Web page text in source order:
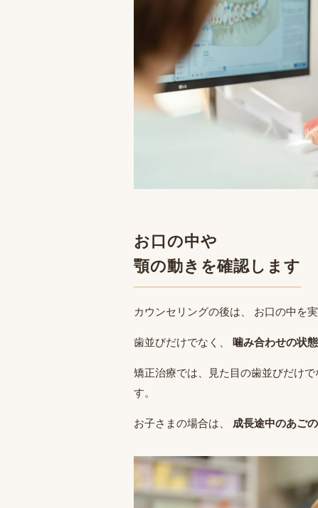
お口の中や
顎の動きを確認します
カウンセリングの後は、 お口の中を実
歯並びだけでなく、 噛み合わせの状
矯正治療では、見た目の歯並びだけ
す。
お子さまの場合は、 成長途中のあご